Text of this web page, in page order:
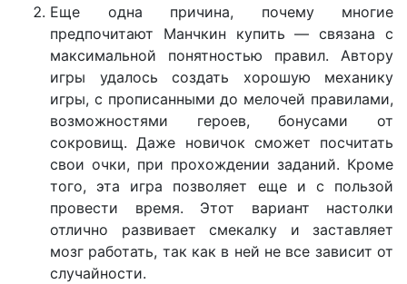
Еще одна причина, почему многие
предпочитают Манчкин купить — связана с
максимальной понятностью правил. Автору
игры удалось создать хорошую механику
игры, с прописанными до мелочей правилами,
возможностями героев, бонусами от
сокровищ. Даже новичок сможет посчитать
свои очки, при прохождении заданий. Кроме
того, эта игра позволяет еще и с пользой
провести время. Этот вариант настолки
отлично развивает смекалку и заставляет
мозг работать, так как в ней не все зависит от
случайности.